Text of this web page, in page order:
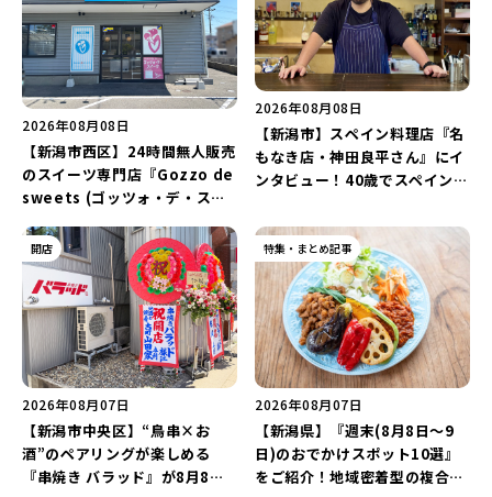
2026年08月08日
【新潟市西区】24時間無人販売
のスイーツ専門店『Gozzo de
sweets (ゴッツォ・デ・スイ
店…。一部商品は姉妹店で販売
継続！
2026年08月08日
【新潟市】スペイン料理店『名
もなき店・神田良平さん』にイ
ンタビュー！40歳でスペインへ
で届ける♪
開店
2026年08月07日
【新潟市中央区】“鳥串×お
酒”のペアリングが楽しめる
『串焼き バラッド』が8月8日
特集・まとめ記事
2026年08月07日
【新潟県】『週末(8月8日～9
日)のおでかけスポット10選』
をご紹介！地域密着型の複合施